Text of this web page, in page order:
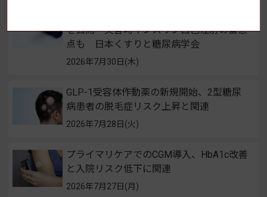
を公開 災害時インスリン自己注射の留意
点も 日本くすりと糖尿病学会
2026年7月30日(木)
GLP-1受容体作動薬の新規開始、2型糖尿
病患者の脱毛症リスク上昇と関連
2026年7月28日(火)
プライマリケアでのCGM導入、HbA1c改善
と入院リスク低下に関連
2026年7月27日(月)